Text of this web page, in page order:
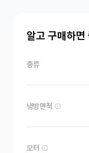
알고 구매하면
종류
냉방면적
모터